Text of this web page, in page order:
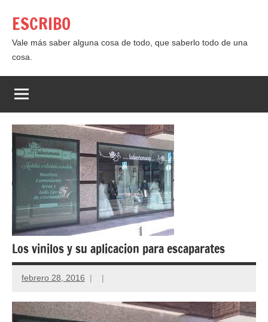
contenido
ESCRIBO
Vale más saber alguna cosa de todo, que saberlo todo de una
cosa.
Los vinilos y su aplicacion para escaparates
febrero 28, 2016